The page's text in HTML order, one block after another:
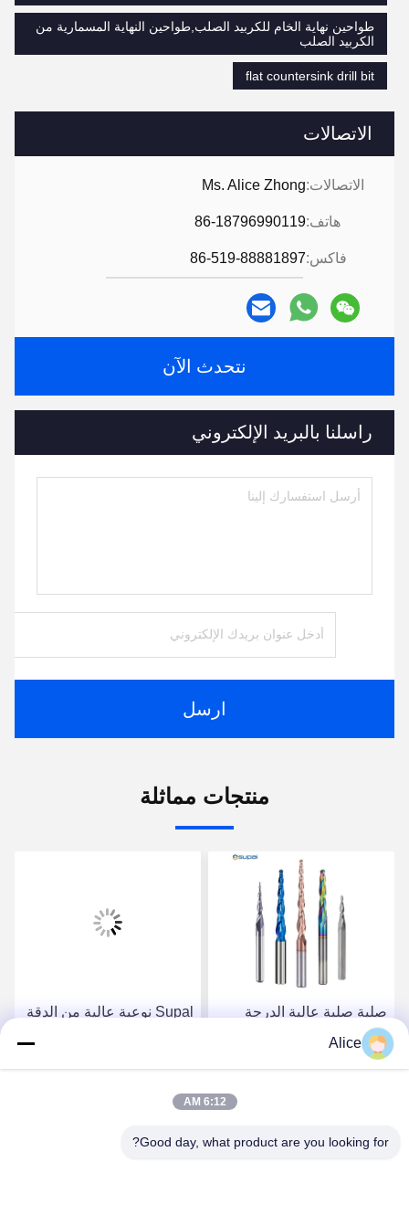
الاتصالات
الاتصالات:Ms. Alice Zhong
هاتف:86-18796990119
فاكس:86-519-88881897
نتحدث الآن
راسلنا بالبريد الإلكتروني
ارسل
طواحين نهاية الخام للكربيد الصلب,طواحين النهاية المسمارية من
الكربيد الصلب
flat countersink drill bit
منتجات مماثلة
صلبة صلبة عالية الدرجة
كربيد راوتر بيت لتطبيقات
صناعة الخشب الدقيقة
احصل على أفضل سعر
Supal نوعية عالية من الدقة
Alice
6:12 AM
Good day, what product are you looking for?